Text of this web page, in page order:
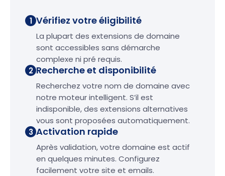
1 Vérifiez votre éligibilité
La plupart des extensions de domaine
sont accessibles sans démarche
complexe ni pré requis.
2 Recherche et disponibilité
Recherchez votre nom de domaine avec
notre moteur intelligent. S’il est
indisponible, des extensions alternatives
vous sont proposées automatiquement.
3 Activation rapide
Après validation, votre domaine est actif
en quelques minutes. Configurez
facilement votre site et emails.